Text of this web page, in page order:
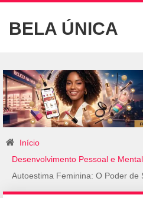
BELA ÚNICA
Início
Desenvolvimento Pessoal e
Autoestima Feminina: O Poder